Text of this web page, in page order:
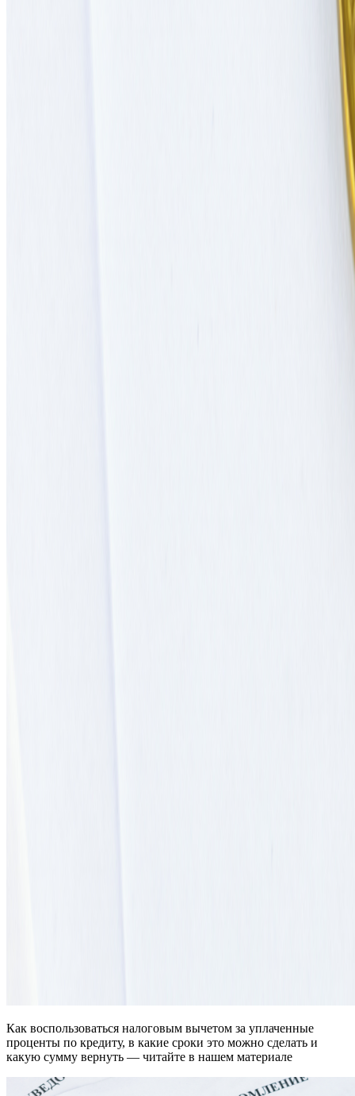
Как воспользоваться налоговым вычетом за уплаченные
проценты по кредиту, в какие сроки это можно сделать и
какую сумму вернуть — читайте в нашем материале